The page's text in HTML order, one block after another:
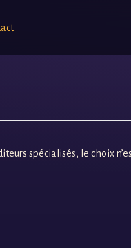
spécialisés, le choix